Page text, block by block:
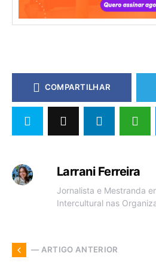
COMPARTILHAR
Larrani Ferreira
Jornalista e Mestranda
Intercultural nas
— ARTIGO ANTERIOR